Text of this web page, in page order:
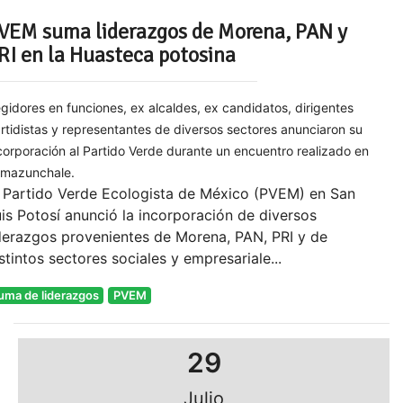
suma liderazgos de Morena, PAN y
en la Huasteca potosina
en funciones, ex alcaldes, ex candidatos, dirigentes
y representantes de diversos sectores anunciaron su
al Partido Verde durante un encuentro realizado en
Partido Verde Ecologista de México (PVEM) en San
Potosí anunció la incorporación de diversos
provenientes de Morena, PAN, PRI y de
sectores sociales y empresariale...
de liderazgos PVEM
29
Julio